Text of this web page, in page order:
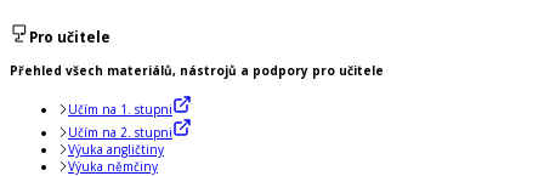
Pro učitele
Přehled všech materiálů, nástrojů a podpory pro učitele
Učím na 1. stupni
Učím na 2. stupni
Výuka angličtiny
Výuka němčiny